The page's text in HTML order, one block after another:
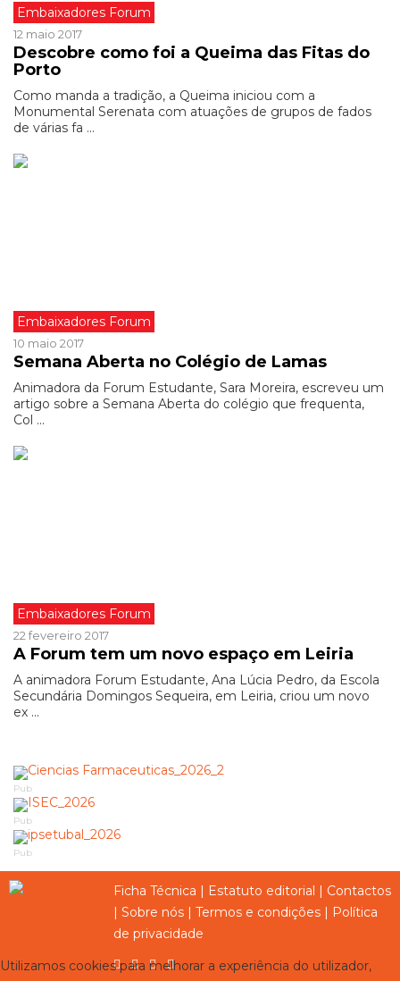
Embaixadores Forum
12 maio 2017
Descobre como foi a Queima das Fitas do
Porto
Como manda a tradição, a Queima iniciou com a
Monumental Serenata com atuações de grupos de fados
de várias fa ...
Embaixadores Forum
10 maio 2017
Semana Aberta no Colégio de Lamas
Animadora da Forum Estudante, Sara Moreira, escreveu um
artigo sobre a Semana Aberta do colégio que frequenta,
Col ...
Embaixadores Forum
22 fevereiro 2017
A Forum tem um novo espaço em Leiria
A animadora Forum Estudante, Ana Lúcia Pedro, da Escola
Secundária Domingos Sequeira, em Leiria, criou um novo
ex ...
Pub
Pub
Pub
Ficha Técnica | Estatuto editorial | Contactos
| Sobre nós | Termos e condições | Política
de privacidade
Utilizamos cookies para melhorar a experiência do utilizador,